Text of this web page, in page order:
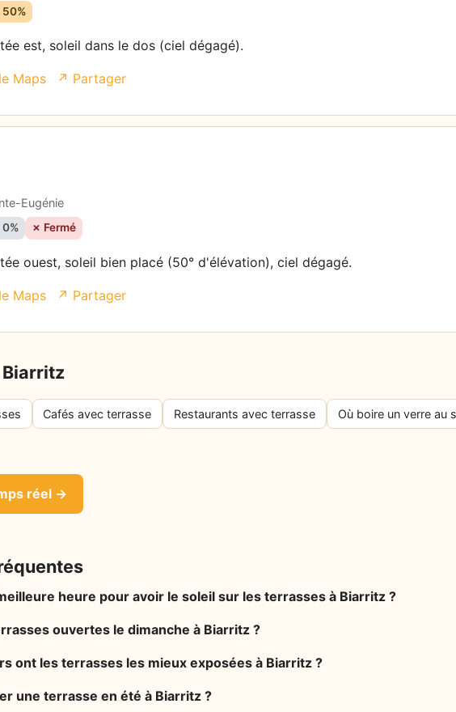
est, soleil dans le dos (ciel dégagé).
Maps ↗ Partager
Eugénie
✗ Fermé
ouest, soleil bien placé (50° d'élévation), ciel dégagé.
Maps ↗ Partager
Biarritz
Cafés avec terrasse Restaurants avec terrasse Où boire un verre au
réel →
heure pour avoir le soleil sur les terrasses à Biarritz ?
ouvertes le dimanche à Biarritz ?
ont les terrasses les mieux exposées à Biarritz ?
une terrasse en été à Biarritz ?